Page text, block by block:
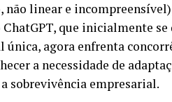
linear e
que inicialmente
agora enfrenta
a necessidade de
sobrevivência empresarial.